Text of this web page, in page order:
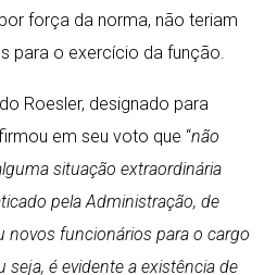
força da norma, não teriam
para o exercício da função.
Roesler, designado para
em seu voto que “não
situação extraordinária
pela Administração, de
novos funcionários para o cargo
seja, é evidente a existência de